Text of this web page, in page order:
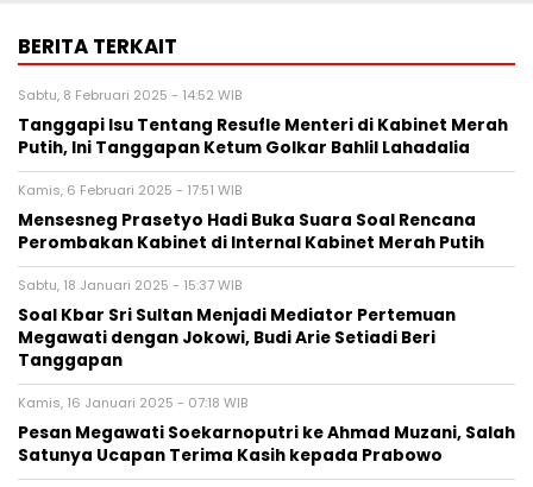
BERITA TERKAIT
Sabtu, 8 Februari 2025 - 14:52 WIB
Tanggapi Isu Tentang Resufle Menteri di Kabinet Merah
Putih, Ini Tanggapan Ketum Golkar Bahlil Lahadalia
Kamis, 6 Februari 2025 - 17:51 WIB
Mensesneg Prasetyo Hadi Buka Suara Soal Rencana
Perombakan Kabinet di Internal Kabinet Merah Putih
Sabtu, 18 Januari 2025 - 15:37 WIB
Soal Kbar Sri Sultan Menjadi Mediator Pertemuan
Megawati dengan Jokowi, Budi Arie Setiadi Beri
Tanggapan
Kamis, 16 Januari 2025 - 07:18 WIB
Pesan Megawati Soekarnoputri ke Ahmad Muzani, Salah
Satunya Ucapan Terima Kasih kepada Prabowo